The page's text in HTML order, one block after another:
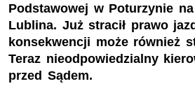
Podstawowej w Poturzynie
Lublina. Już stracił prawo
konsekwencji może również
Teraz nieodpowiedzialny
przed Sądem.